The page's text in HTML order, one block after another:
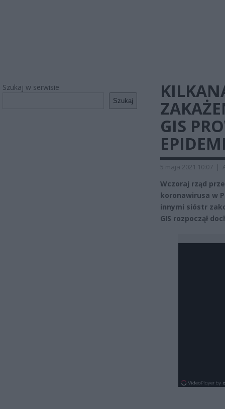
Szukaj w serwisie
Szukaj
GIS
5 maja 2021 10:07 |
Wczoraj rząd
koronawirusa w
innymi sióstr
GIS rozpoczął